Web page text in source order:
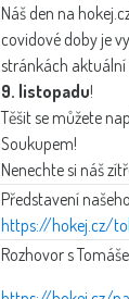
Náš den na
covidové doby je
stránkách aktuální
9. listopadu!
Těšit se můžete
Soukupem!
Nenechte si náš
Představení
https://hokej.cz/
Rozhovor s